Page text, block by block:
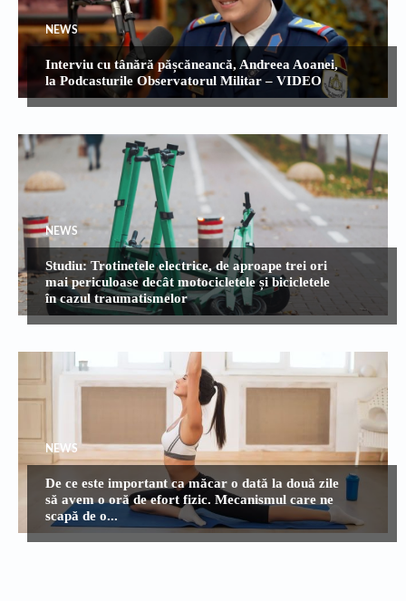
NEWS
Interviu cu tânără pășcăneancă, Andreea Aoanei,
la Podcasturile Observatorul Militar – VIDEO
NEWS
Studiu: Trotinetele electrice, de aproape trei ori
mai periculoase decât motocicletele și bicicletele
în cazul traumatismelor
NEWS
De ce este important ca măcar o dată la două zile
să avem o oră de efort fizic. Mecanismul care ne
scapă de o...